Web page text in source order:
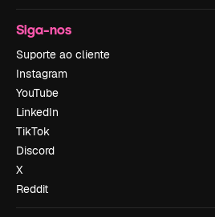
Siga-nos
Suporte ao cliente
Instagram
YouTube
LinkedIn
TikTok
Discord
X
Reddit